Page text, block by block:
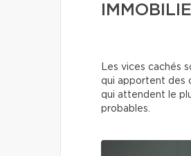
Les vices cachés
qui apportent des
qui attendent le
probables.